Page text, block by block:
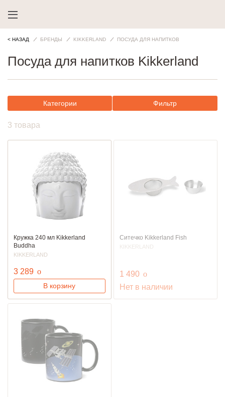
< НАЗАД БРЕНДЫ KIKKERLAND ПОСУДА ДЛЯ НАПИТКОВ
Посуда для напитков Kikkerland
Категории Фильтр
3 товара
Кружка 240 мл Kikkerland
Buddha
KIKKERLAND
3 289 руб.
o
В корзину
Ситечко Kikkerland Fish
KIKKERLAND
1 490 руб.
o
Нет в наличии